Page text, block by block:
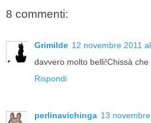
8 commenti:
Grimilde 12 novembre 2011
davvero molto belli!Chissà che
Rispondi
perlinavichinga 13